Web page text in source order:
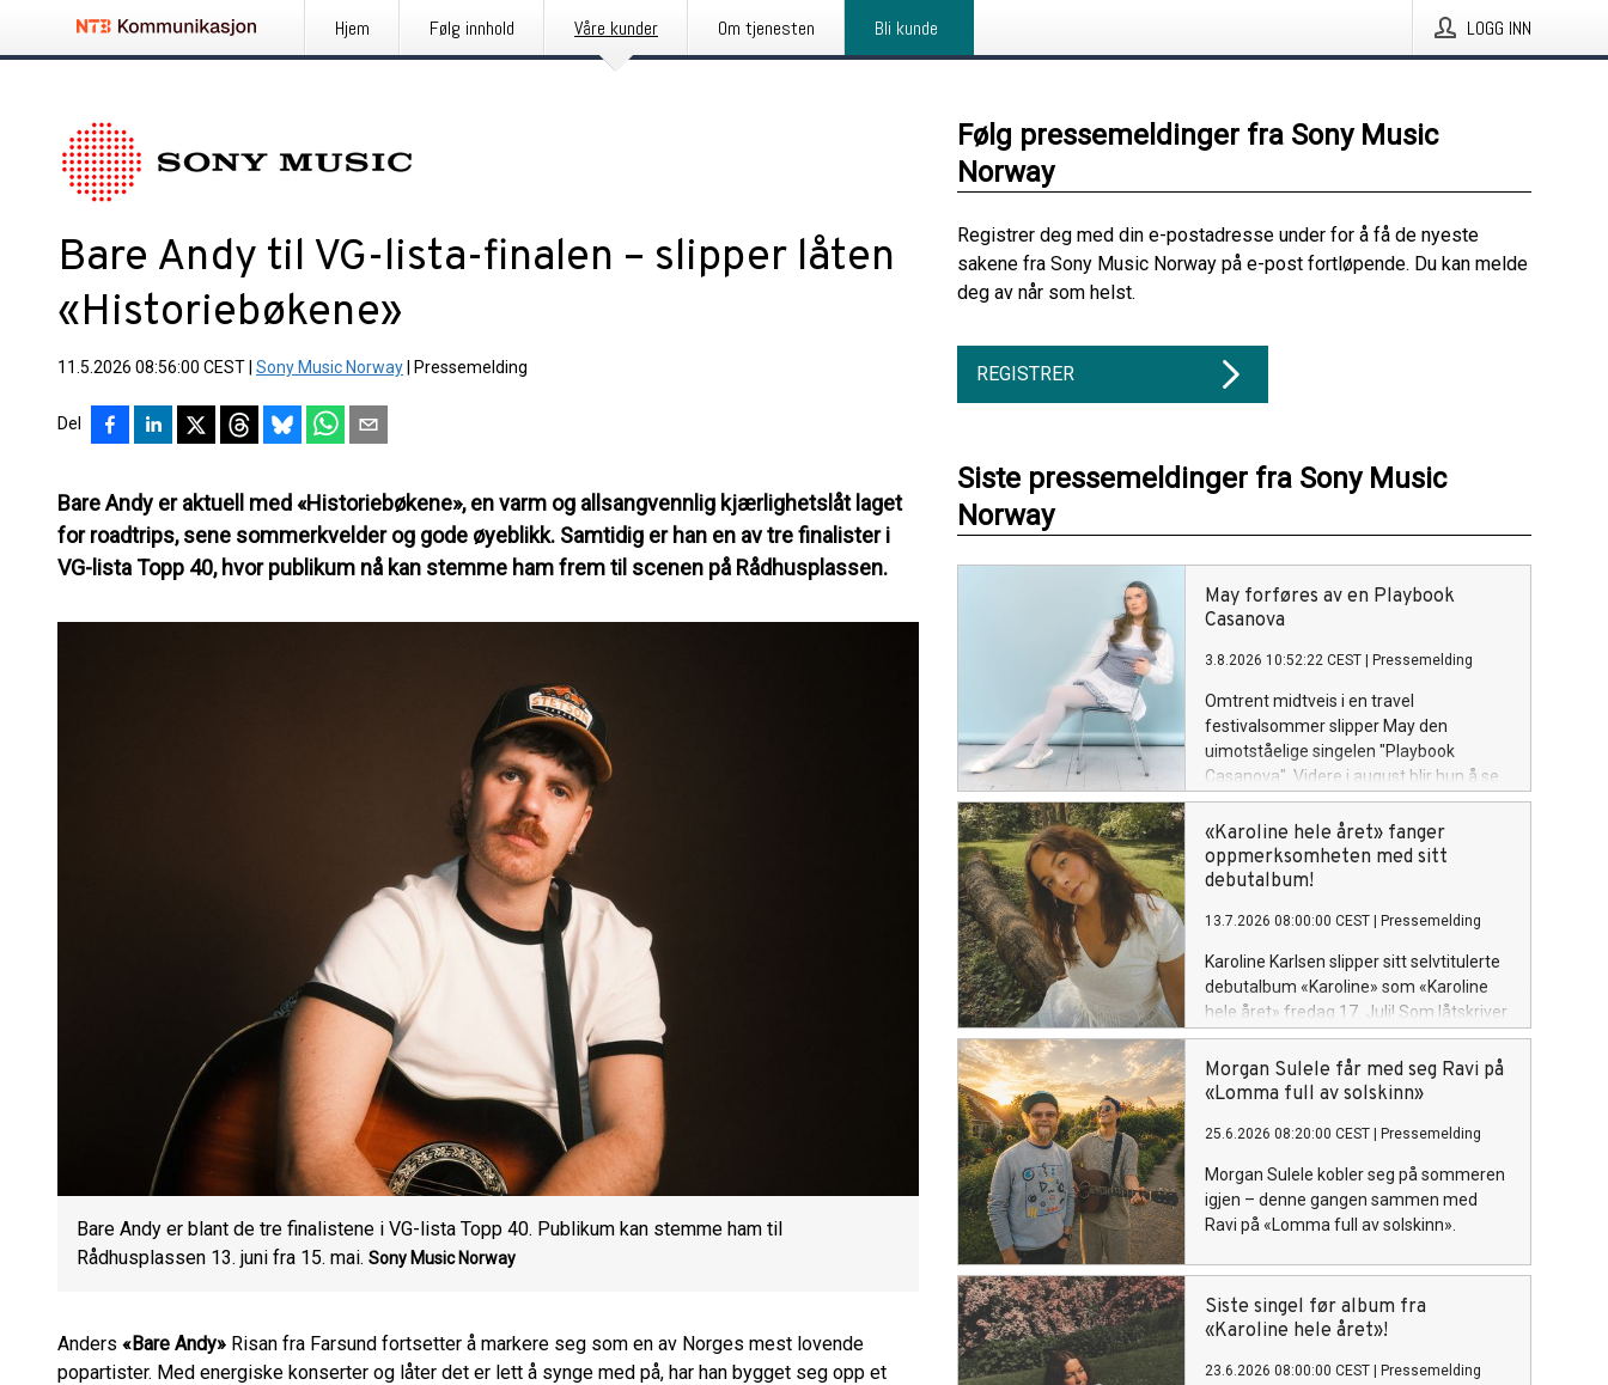
Hjem Følg innhold Våre kunder Om tjenesten Bli kunde LOGG INN
Bare Andy til VG-lista-finalen – slipper låten
«Historiebøkene»
11.5.2026 08:56:00 CEST Sony Music Norway Pressemelding
Del
Bare Andy er aktuell med «Historiebøkene», en varm og allsangvennlig kjærlighetslåt laget
for roadtrips, sene sommerkvelder og gode øyeblikk. Samtidig er han en av tre finalister i
VG-lista Topp 40, hvor publikum nå kan stemme ham frem til scenen på Rådhusplassen.
Bare Andy er blant de tre finalistene i VG-lista Topp 40. Publikum kan stemme ham til
Rådhusplassen 13. juni fra 15. mai. Sony Music Norway
Anders «Bare Andy» Risan fra Farsund fortsetter å markere seg som en av Norges mest lovende
popartister. Med energiske konserter og låter det er lett å synge med på, har han bygget seg opp et
Følg pressemeldinger fra Sony Music
Norway
Registrer deg med din e-postadresse under for å få de nyeste
sakene fra Sony Music Norway på e-post fortløpende. Du kan melde
deg av når som helst.
REGISTRER
Siste pressemeldinger fra Sony Music
Norway
May forføres av en Playbook
Casanova
3.8.2026 10:52:22 CEST Pressemelding
Omtrent midtveis i en travel
festivalsommer slipper May den
uimotståelige singelen "Playbook
Casanova". Videre i august blir hun å se
på Øyafestivalen i Oslo (14),
Bakgårdsfestivalen i Harstad (15),
Ypsilon i Drammen (22) og Rakettnatt i
Tromsø (28). Og 5. september avslutter
Ålesund.
«Karoline hele året» fanger
oppmerksomheten med sitt
debutalbum!
13.7.2026 08:00:00 CEST Pressemelding
Karoline Karlsen slipper sitt selvtitulerte
debutalbum «Karoline» som «Karoline
hele året» fredag 17. Juli! Som låtskriver
og vokalist, kjent fra det kritikerroste
bandet «Klossmajor» tar hun nå for alvor
sin plass som soloartist. Lytteren
univers fullt av varme, humor og
Morgan Sulele får med seg Ravi på
«Lomma full av solskinn»
25.6.2026 08:20:00 CEST Pressemelding
Morgan Sulele kobler seg på sommeren
igjen – denne gangen sammen med
Ravi på «Lomma full av solskinn».
Siste singel før album fra
«Karoline hele året»!
23.6.2026 08:00:00 CEST Pressemelding